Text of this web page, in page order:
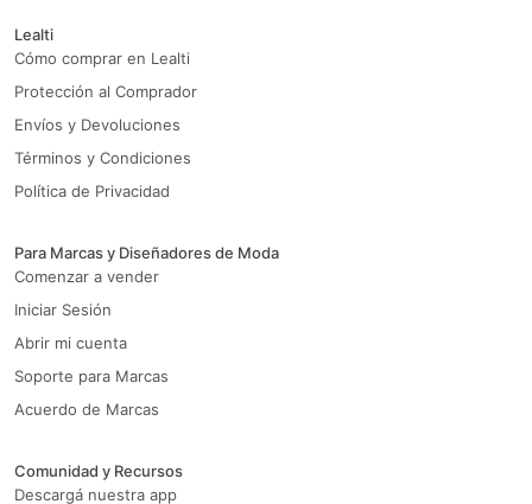
Lealti
Cómo comprar en Lealti
Protección al Comprador
Envíos y Devoluciones
Términos y Condiciones
Política de Privacidad
Para Marcas y Diseñadores de Moda
Comenzar a vender
Iniciar Sesión
Abrir mi cuenta
Soporte para Marcas
Acuerdo de Marcas
Comunidad y Recursos
Descargá nuestra app